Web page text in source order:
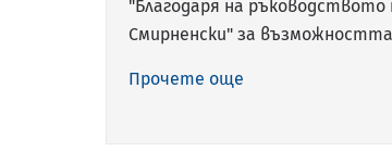
"Благодаря на
Смирненски" за
Прочете още